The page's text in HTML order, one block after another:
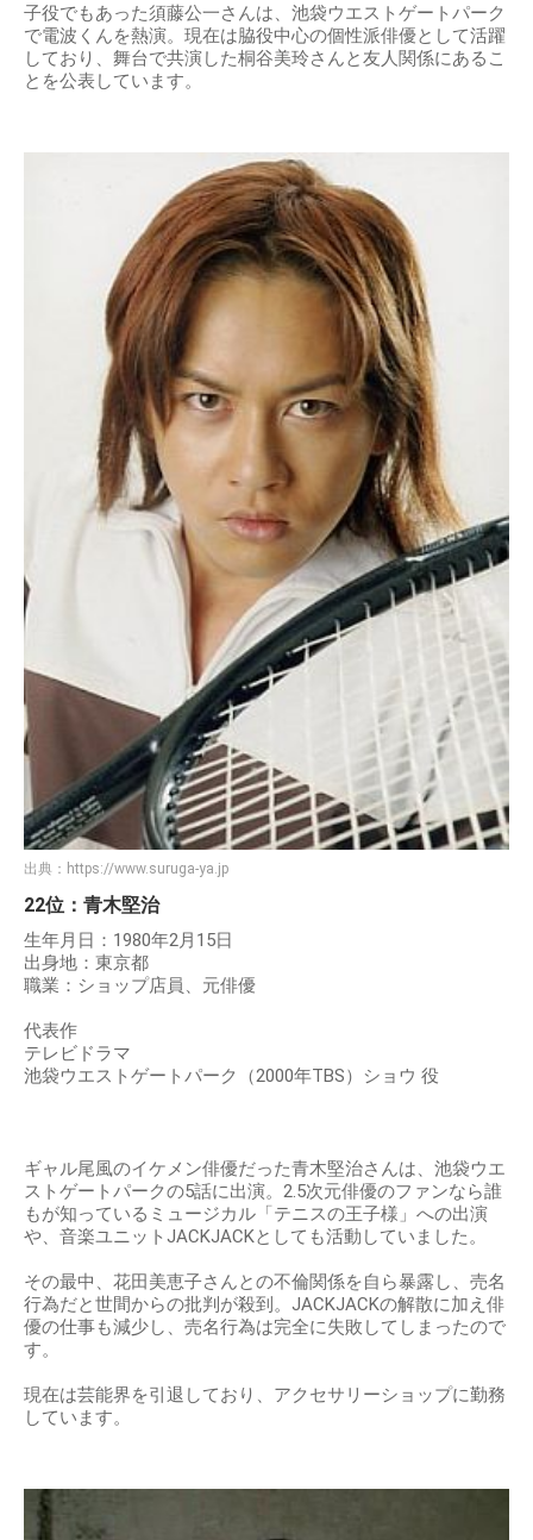
子役でもあった須藤公一さんは、池袋ウエストゲートパーク
で電波くんを熱演。現在は脇役中心の個性派俳優として活躍
しており、舞台で共演した桐谷美玲さんと友人関係にあるこ
とを公表しています。
出典： https://www.suruga-ya.jp
22位：青木堅治
生年月日：1980年2月15日
出身地：東京都
職業：ショップ店員、元俳優
代表作
テレビドラマ
池袋ウエストゲートパーク（2000年TBS）ショウ 役
ギャル尾風のイケメン俳優だった青木堅治さんは、池袋ウエ
ストゲートパークの5話に出演。2.5次元俳優のファンなら誰
もが知っているミュージカル「テニスの王子様」への出演
や、音楽ユニットJACKJACKとしても活動していました。
その最中、花田美恵子さんとの不倫関係を自ら暴露し、売名
行為だと世間からの批判が殺到。JACKJACKの解散に加え俳
優の仕事も減少し、売名行為は完全に失敗してしまったので
す。
現在は芸能界を引退しており、アクセサリーショップに勤務
しています。